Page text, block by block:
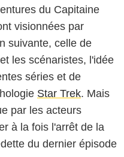
du Capitaine
visionnées par
suivante, celle de
les scénaristes, l'idée
séries et de
Star Trek. Mais
par les acteurs
à la fois l'arrêt de la
du dernier épisode